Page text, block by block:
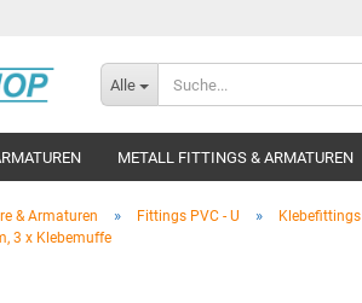
Alle
METALL FITTINGS & ARMATUREN
& Armaturen » Fittings PVC - U » Klebefittings
3 x Klebemuffe